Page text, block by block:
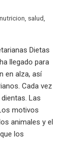
nutricion, salud,
Dietas
llegado para
en alza, así
Cada vez
Las
motivos
animales y el
los